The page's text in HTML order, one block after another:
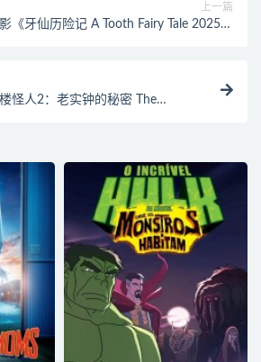
上一篇
《牙仙历险记 A Tooth Fairy Tale 2025》
怪人2：老实钟的秘密 The
官方纯净收藏版
片钟楼怪人下载